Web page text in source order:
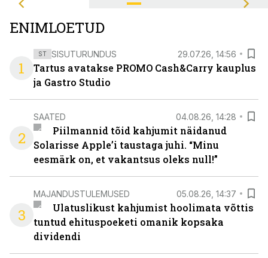
ENIMLOETUD
1
ST SISUTURUNDUS 29.07.26, 14:56
Tartus avatakse PROMO Cash&Carry kauplus
ja Gastro Studio
2
SAATED 04.08.26, 14:28
Piilmannid tõid kahjumit näidanud
Solarisse Apple’i taustaga juhi. “Minu
eesmärk on, et vakantsus oleks null!”
3
MAJANDUSTULEMUSED 05.08.26, 14:37
Ulatuslikust kahjumist hoolimata võttis
tuntud ehituspoeketi omanik kopsaka
dividendi